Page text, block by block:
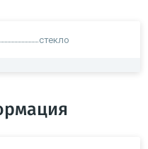
стекло